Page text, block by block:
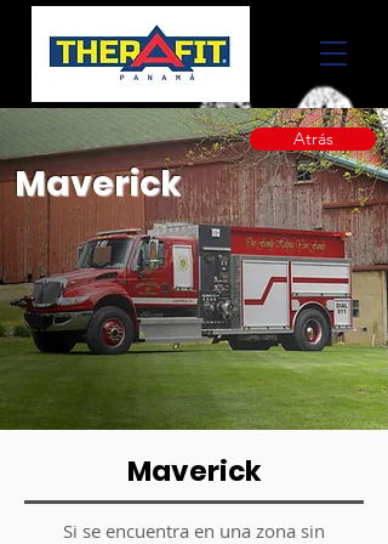
Maverick
Atrás
Maverick
Si se encuentra en una zona sin